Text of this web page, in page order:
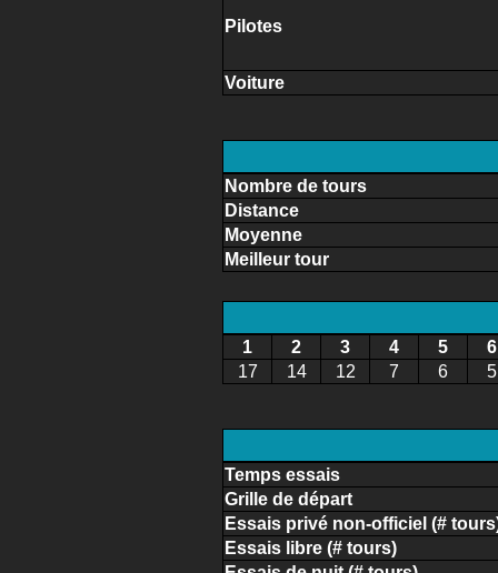
Pilotes
Voiture
Nombre de tours
Distance
Moyenne
Meilleur tour
1 2 3 4 5
6
17
14 12 7 6 5
Temps essais
Grille de départ
Essais privé non-officiel (#
Essais libre (# tours)